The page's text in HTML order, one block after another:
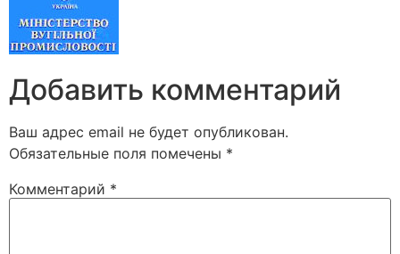
Добавить комментарий
Ваш адрес email не будет опубликован.
Обязательные поля помечены *
Комментарий *